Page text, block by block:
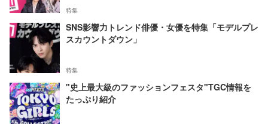
特集
SNS影響力トレンド俳優・女優を特集「モデルプレ
スカウントダウン」
特集
"史上最大級のファッションフェスタ"TGC情報を
たっぷり紹介